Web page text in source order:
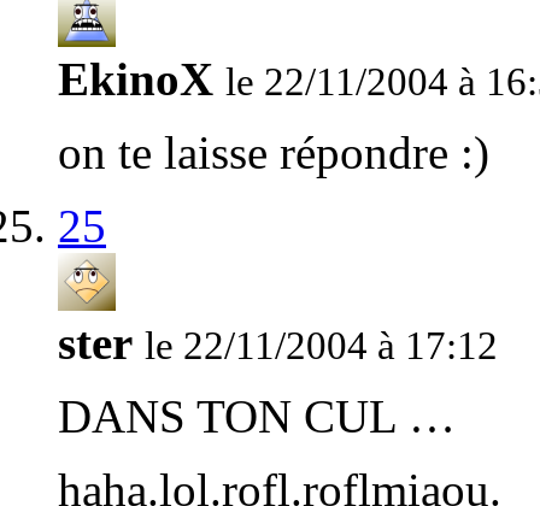
EkinoX le 22/11/2004 à
on te laisse répondre :)
25
ster le 22/11/2004 à 17:12
DANS TON CUL …
haha.lol.rofl.roflmiaou.